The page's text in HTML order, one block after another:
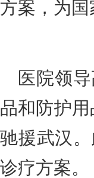
方案，为
医院领
品和防护
驰援武汉
诊疗方案。